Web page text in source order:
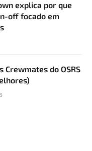
explica por que
off focado em
Crewmates do OSRS